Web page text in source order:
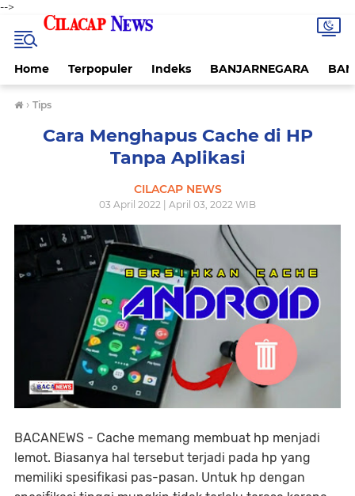
-->
Home Terpopuler Indeks BANJARNEGARA
› Tips
Cara Menghapus Cache di HP
Tanpa Aplikasi
CILACAP NEWS
03 April 2022 | April 03, 2022 WIB
BACANEWS - Cache memang membuat hp menjadi
lemot. Biasanya hal tersebut terjadi pada hp yang
memiliki spesifikasi pas-pasan. Untuk hp dengan